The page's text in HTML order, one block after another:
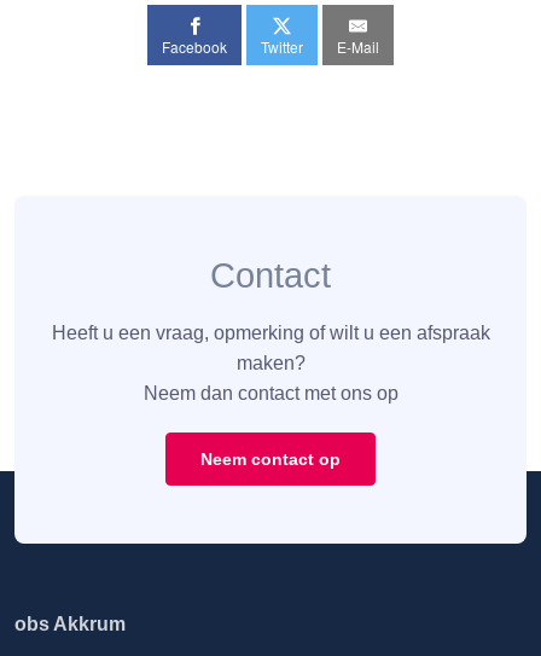
Facebook Twitter E-Mail
Contact
Heeft u een vraag, opmerking of wilt u een afspraak
maken?
Neem dan contact met ons op
Neem contact op
obs Akkrum